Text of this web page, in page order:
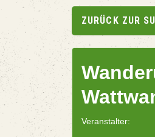
ZURÜCK ZUR
Veranstalter: